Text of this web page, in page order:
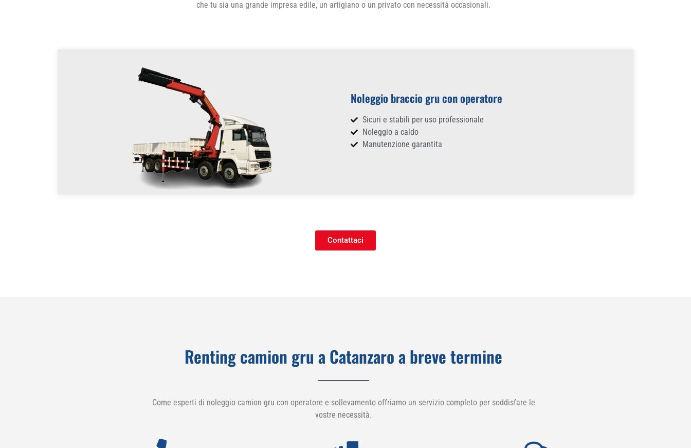
che tu sia una grande impresa edile, un artigiano o un privato con necessità occasionali.
Noleggio braccio gru con operatore
Sicuri e stabili per uso professionale
Noleggio a caldo
Manutenzione garantita
Contattaci
Renting camion gru a Catanzaro a breve termine
Come esperti di noleggio camion gru con operatore e sollevamento offriamo un servizio completo per soddisfare le
vostre necessità.